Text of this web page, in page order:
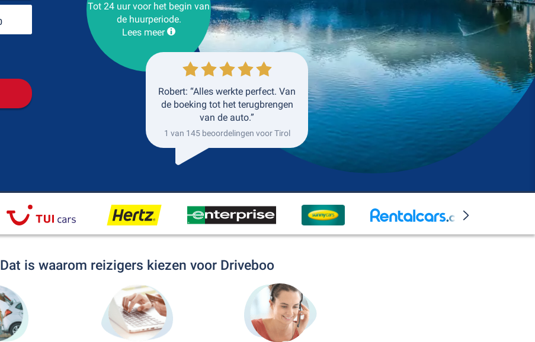
Plaats voor teruggave
Tot 24 uur voor het begin van
de huurperiode.
Lees meer
Robert: “Alles werkte perfect. Van
de boeking tot het terugbrengen
van de auto.”
1 van 145 beoordelingen voor Tirol
Dat is waarom reizigers kiezen voor Driveboo